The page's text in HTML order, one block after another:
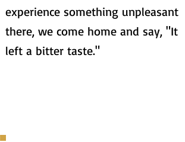
experience something unpleasant
there, we come home and say, "It
left a bitter taste."